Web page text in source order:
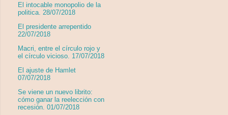
El intocable monopolio de la
politica. 28/07/2018
El presidente arrepentido
22/07/2018
Macri, entre el círculo rojo y
el círculo vicioso. 17/07/2018
El ajuste de Hamlet
07/07/2018
Se viene un nuevo librito:
cómo ganar la reelección con
recesión. 01/07/2018